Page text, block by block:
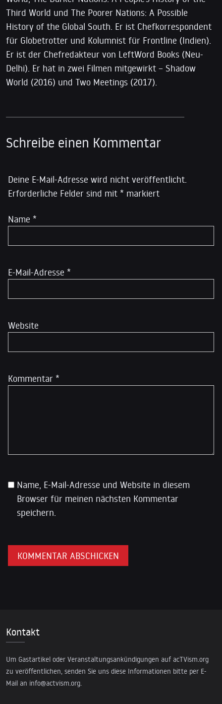
Third World und The Poorer Nations: A Possible
History of the Global South. Er ist Chefkorrespondent
für Globetrotter und Kolumnist für Frontline (Indien).
Er ist der Chefredakteur von LeftWord Books (Neu-
Delhi). Er hat in zwei Filmen mitgewirkt – Shadow
World (2016) und Two Meetings (2017).
Schreibe einen Kommentar
Deine E-Mail-Adresse wird nicht veröffentlicht.
Erforderliche Felder sind mit * markiert
Kommentar *
Name *
E-Mail-Adresse *
Website
Name, E-Mail-Adresse und Website in diesem
Browser für meinen nächsten Kommentar
speichern.
Kontakt
Um Gastartikel oder Veranstaltungsankündigungen auf acTVism.org
zu veröffentlichen, senden Sie uns diese Informationen bitte per E-
Mail an info@actvism.org.